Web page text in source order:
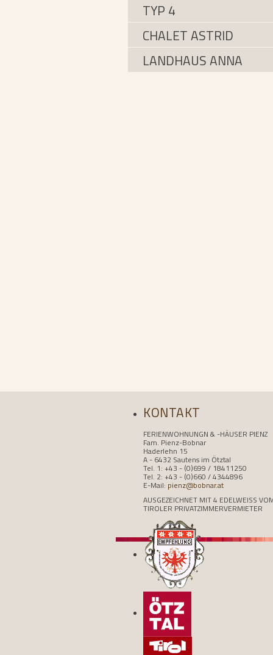
TYP 4
CHALET ASTRID
LANDHAUS ANNA
KONTAKT
FERIENWOHNUNGN & -HÄUSER PIENZ
Fam. Pienz-Bobnar
Haderlehn 15
A - 6432 Sautens im Ötztal
Tel. 1: +43 - (0)699 / 18411250
Tel. 2: +43 - (0)660 / 4344896
E-Mail: pienz@bobnar.at
AUSGEZEICHNET MIT 4 EDELWEISS
TIROLER PRIVATZIMMERVERMIETER